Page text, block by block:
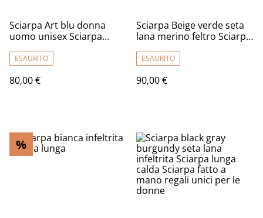
Sciarpa Art blu donna
uomo unisex Sciarpa
mano Sciarpa calda
morbida lunga regalo per
uomini donne
ESAURITO
80,00 €
Sciarpa Beige verde seta
lana merino feltro Sciarpa
fiori Iris Sciarpa lunga
calda donna Regalo unico
ESAURITO
90,00 €
%